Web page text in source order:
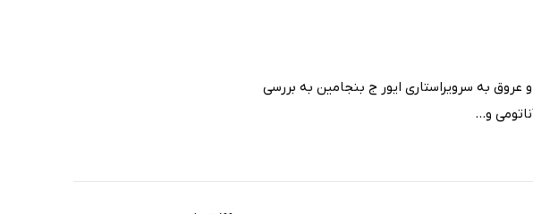
به سرویراستاری ایور ج بنجامین به بررسی
و...